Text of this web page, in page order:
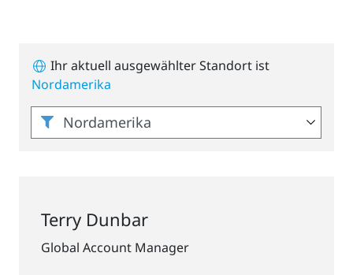
Ihr aktuell ausgewählter Standort ist
Nordamerika
Terry Dunbar
Global Account Manager